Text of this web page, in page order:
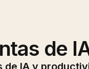
de
de IA y